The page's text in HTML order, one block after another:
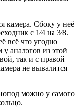
камера. Сбоку у неё
с 1⁄4 на 3⁄8.
всё что угодно
у аналогов из этой
так и с правой
не вывалится
можно у самого